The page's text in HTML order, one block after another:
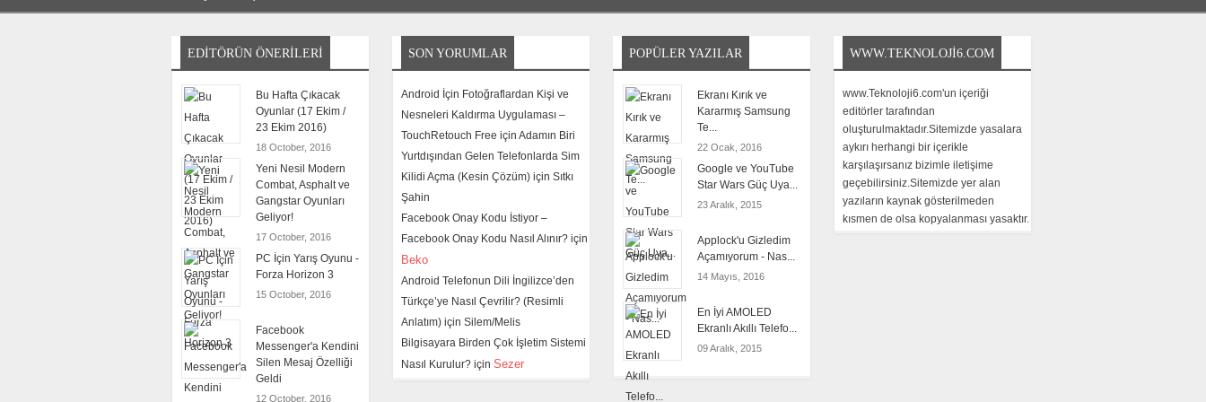
EDITÖRÜN ÖNERILERI
Bu Hafta Çıkacak
Oyunlar (17 Ekim /
23 Ekim 2016)
18 October, 2016
Yeni Nesil Modern
Combat, Asphalt ve
Gangstar Oyunları
Geliyor!
17 October, 2016
PC İçin Yarış Oyunu -
Forza Horizon 3
15 October, 2016
Facebook
Messenger'a Kendini
Silen Mesaj Özelliği
Geldi
12 October, 2016
SON YORUMLAR
Android İçin Fotoğraflardan Kişi ve
Nesneleri Kaldırma Uygulaması –
TouchRetouch Free için Adamın Biri
Yurtdışından Gelen Telefonlarda Sim
Kilidi Açma (Kesin Çözüm) için Sıtkı
Şahin
Facebook Onay Kodu İstiyor –
Facebook Onay Kodu Nasıl Alınır? için
Beko
Android Telefonun Dili İngilizce’den
Türkçe’ye Nasıl Çevrilir? (Resimli
Anlatım) için Silem/Melis
Bilgisayara Birden Çok İşletim Sistemi
Nasıl Kurulur? için Sezer
POPÜLER YAZILAR
Ekranı Kırık ve
Kararmış Samsung
Te...
22 Ocak, 2016
Google ve YouTube
Star Wars Güç Uya...
23 Aralık, 2015
Applock'u Gizledim
Açamıyorum - Nas...
14 Mayıs, 2016
En İyi AMOLED
Ekranlı Akıllı Telefo...
09 Aralık, 2015
WWW.TEKNOLOJI6.COM
www.Teknoloji6.com'un içeriği
editörler tarafından
oluşturulmaktadır.Sitemizde yasalara
aykırı herhangi bir içerikle
karşılaşırsanız bizimle iletişime
geçebilirsiniz.Sitemizde yer alan
yazıların kaynak gösterilmeden
kısmen de olsa kopyalanması yasaktır.